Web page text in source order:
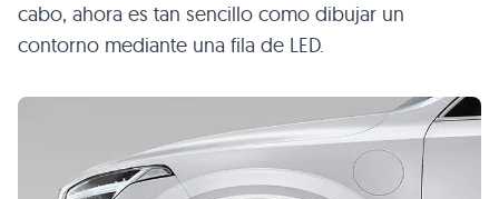
cabo, ahora es tan sencillo como dibujar un
contorno mediante una fila de LED.